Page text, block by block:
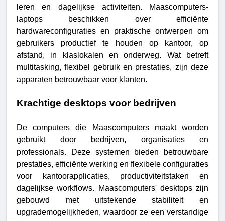
leren en dagelijkse activiteiten. Maascomputers-
laptops beschikken over efficiënte
hardwareconfiguraties en praktische ontwerpen om
gebruikers productief te houden op kantoor, op
afstand, in klaslokalen en onderweg. Wat betreft
multitasking, flexibel gebruik en prestaties, zijn deze
apparaten betrouwbaar voor klanten.
Krachtige desktops voor bedrijven
De computers die Maascomputers maakt worden
gebruikt door bedrijven, organisaties en
professionals. Deze systemen bieden betrouwbare
prestaties, efficiënte werking en flexibele configuraties
voor kantoorapplicaties, productiviteitstaken en
dagelijkse workflows. Maascomputers' desktops zijn
gebouwd met uitstekende stabiliteit en
upgrademogelijkheden, waardoor ze een verstandige